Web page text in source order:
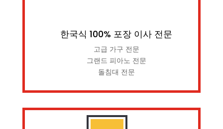
한국식 100% 포장 이사 전문
고급 가구 전문
그랜드 피아노 전문
돌침대 전문